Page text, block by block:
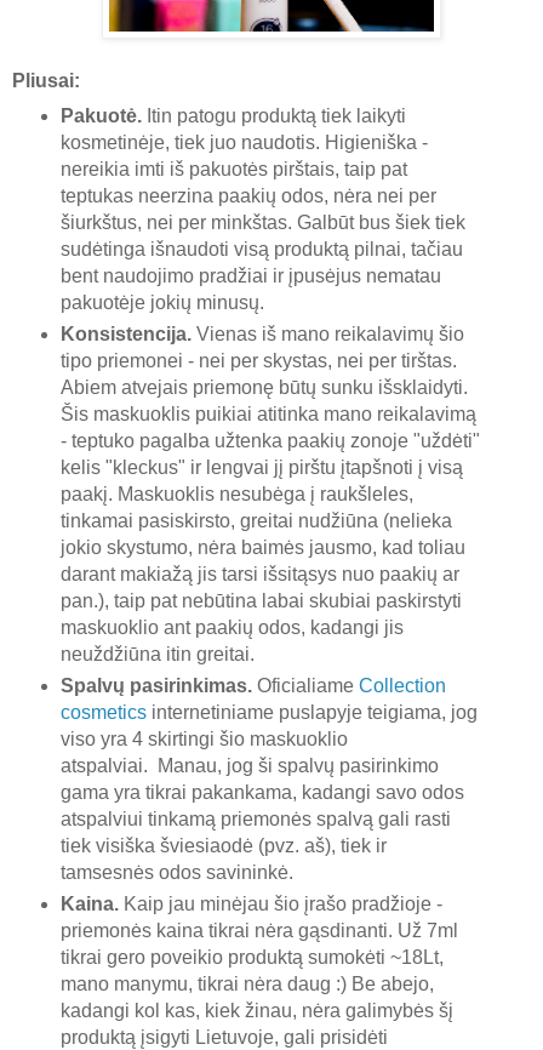
Pliusai:
Pakuotė. Itin patogu produktą tiek laikyti
kosmetinėje, tiek juo naudotis. Higieniška -
nereikia imti iš pakuotės pirštais, taip pat
teptukas neerzina paakių odos, nėra nei per
šiurkštus, nei per minkštas. Galbūt bus šiek tiek
sudėtinga išnaudoti visą produktą pilnai, tačiau
bent naudojimo pradžiai ir įpusėjus nematau
pakuotėje jokių minusų.
Konsistencija. Vienas iš mano reikalavimų šio
tipo priemonei - nei per skystas, nei per tirštas.
Abiem atvejais priemonę būtų sunku išsklaidyti.
Šis maskuoklis puikiai atitinka mano reikalavimą
- teptuko pagalba užtenka paakių zonoje "uždėti"
kelis "kleckus" ir lengvai jį pirštu įtapšnoti į visą
paakį. Maskuoklis nesubėga į raukšleles,
tinkamai pasiskirsto, greitai nudžiūna (nelieka
jokio skystumo, nėra baimės jausmo, kad toliau
darant makiažą jis tarsi išsitąsys nuo paakių ar
pan.), taip pat nebūtina labai skubiai paskirstyti
maskuoklio ant paakių odos, kadangi jis
neuždžiūna itin greitai.
Spalvų pasirinkimas. Oficialiame Collection
cosmeticsinternetiniame puslapyje teigiama, jog
viso yra 4 skirtingi šio maskuoklio
atspalviai. Manau, jog ši spalvų pasirinkimo
gama yra tikrai pakankama, kadangi savo odos
atspalviui tinkamą priemonės spalvą gali rasti
tiek visiška šviesiaodė (pvz. aš), tiek ir
tamsesnės odos savininkė.
Kaina. Kaip jau minėjau šio įrašo pradžioje -
priemonės kaina tikrai nėra gąsdinanti. Už 7ml
tikrai gero poveikio produktą sumokėti ~18Lt,
mano manymu, tikrai nėra daug :) Be abejo,
kadangi kol kas, kiek žinau, nėra galimybės šį
produktą įsigyti Lietuvoje, gali prisidėti